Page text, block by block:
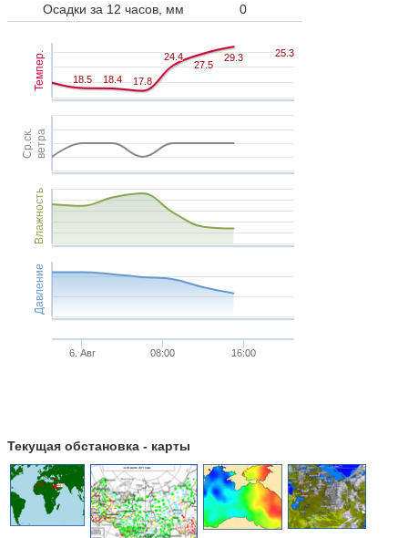
Осадки за 12 часов, мм
0
Темпер.
Ср.ск.ветра
Влажность
Давление
18.5
18.5 18.4
18.4 17.8
17.8
24.4
24.4
27.5
27.5
29.3
29.3 25.3
25.3
6. Авг 08:00 16:00
Текущая обстановка - карты